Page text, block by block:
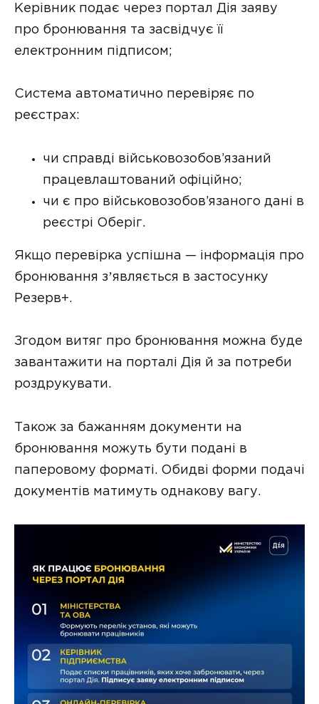
Керівник подає через портал Дія заяву
про бронювання та засвідчує її
електронним підписом;
Система автоматично перевіряє по
реєстрах:
чи справді військовозобов’язаний
працевлаштований офіційно;
чи є про військовозобов’язаного дані в
реєстрі Оберіг.
Якщо перевірка успішна — інформація про
бронювання зʼявляється в застосунку
Резерв+.
Згодом витяг про бронювання можна буде
завантажити на порталі Дія й за потреби
роздрукувати.
Також за бажанням документи на
бронювання можуть бути подані в
паперовому форматі. Обидві форми подачі
документів матимуть однакову вагу.